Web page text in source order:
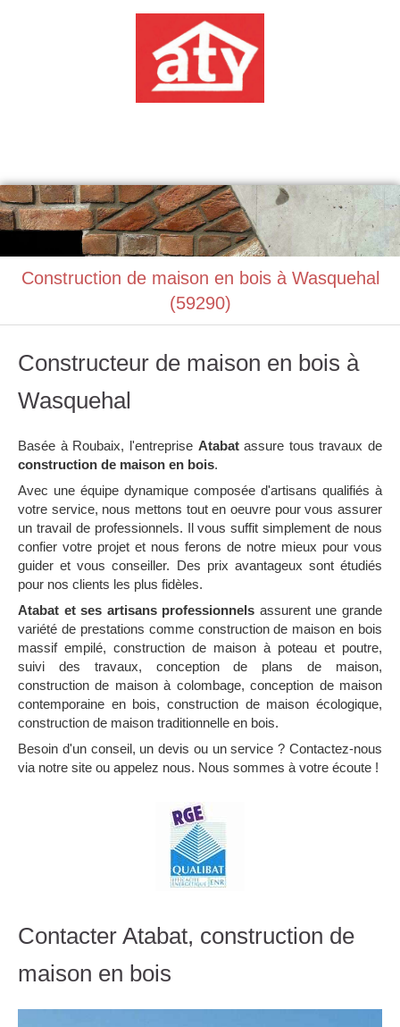
Construction de maison en bois à Wasquehal
(59290)
Constructeur de maison en bois à
Wasquehal
Basée à Roubaix, l'entreprise Atabatassure tous travaux de
construction de maison en bois.
Avec une équipe dynamique composée d'artisans qualifiés à
votre service, nous mettons tout en oeuvre pour vous assurer
un travail de professionnels. Il vous suffit simplement de nous
confier votre projet et nous ferons de notre mieux pour vous
guider et vous conseiller. Des prix avantageux sont étudiés
pour nos clients les plus fidèles.
Atabat et ses artisans professionnels assurent une grande
variété de prestations comme construction de maison en bois
massif empilé, construction de maison à poteau et poutre,
suivi des travaux, conception de plans de maison,
construction de maison à colombage, conception de maison
contemporaine en bois, construction de maison écologique,
construction de maison traditionnelle en bois.
Besoin d'un conseil, un devis ou un service ? Contactez-nous
via notre site ou appelez nous. Nous sommes à votre écoute !
Contacter Atabat, construction de
maison en bois